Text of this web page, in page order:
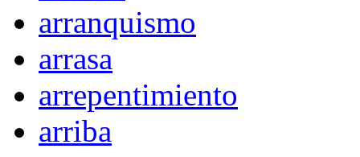
arranquismo
arrasa
arrepentimiento
arriba